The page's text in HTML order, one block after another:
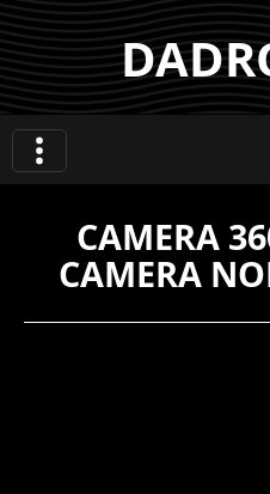
CAMERA
CAMERA